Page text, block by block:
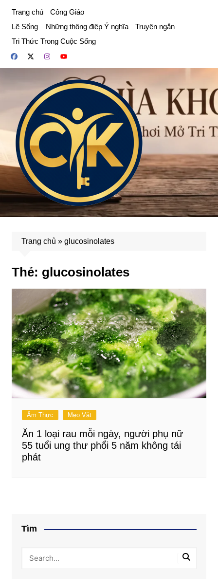
phần
dung
Trang chủ
Công Giáo
Lẽ Sống – Những thông điệp Ý nghĩa
Truyện ngắn
Tri Thức Trong Cuộc Sống
Trang chủ » glucosinolates
Thẻ: glucosinolates
Ẩm Thực Mẹo Vặt
Ăn 1 loại rau mỗi ngày, người phụ nữ
55 tuổi ung thư phổi 5 năm không tái
phát
Tìm